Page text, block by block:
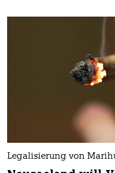
Legalisierung von